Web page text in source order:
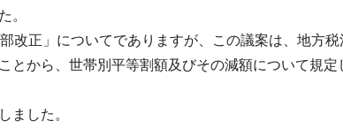
。
正」についてでありますが、この議案は、地方税
とから、世帯別平等割額及びその減額について規定
ました。